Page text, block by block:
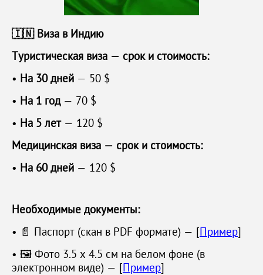
🇮🇳 Виза в Индию
Туристическая виза — срок и стоимость:
• На 30 дней — 50 $
• На 1 год— 70 $
• На 5 лет— 120 $
Медицинская виза — срок и стоимость:
• На 60 дней — 120 $
Необходимые документы:
• 📄 Паспорт (скан в PDF формате) — [Пример]
• 🖼 Фото 3.5 х 4.5 см на белом фоне (в
электронном виде) — [Пример]